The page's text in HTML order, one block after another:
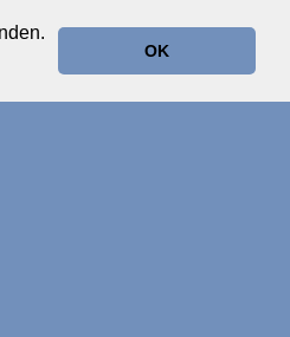
OK